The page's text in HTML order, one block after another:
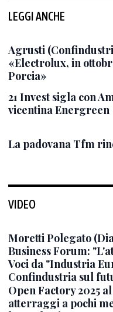
LEGGI ANCHE
Agrusti
«Electrolux, in
Porcia»
21 Invest sigla con
vicentina Energreen
La padovana Tfm
VIDEO
Moretti Polegato
Business Forum:
Voci da "Industria
Confindustria sul
Open Factory 2025
atterraggi a pochi